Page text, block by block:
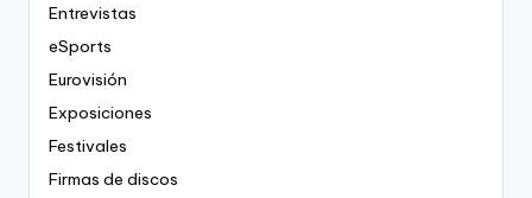
Entrevistas
eSports
Eurovisión
Exposiciones
Festivales
Firmas de discos